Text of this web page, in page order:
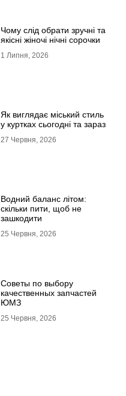
Чому слід обрати зручні та
якісні жіночі нічні сорочки
1 Липня, 2026
Як виглядає міський стиль
у куртках сьогодні та зараз
27 Червня, 2026
Водний баланс літом:
скільки пити, щоб не
зашкодити
25 Червня, 2026
Советы по выбору
качественных запчастей
ЮМЗ
25 Червня, 2026